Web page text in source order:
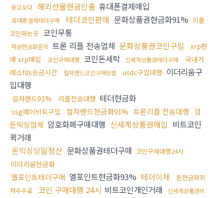
중고오다 해외선물현금인출 휴대폰결제매입
휴대폰결제테더구매 테더코인판매 문화상품권현금화91% 리플
코인파는곳 코인무통
자금현금화문의 트론 리플 전송업체 문화상품권코인구입
xrp판
매 xrp매입
코인구매대행 코인돈세탁 신세계상품권테더구매
국내거
래소fds송금시간
컬쳐랜드코인구매방법 usdc구입대행 이더리움구
입대행
컬쳐랜드91% 리플전송대행 테더현금화
ssg페이비트구입 컬쳐랜드현금화91% 트론리플 전송대행
검
돈믹싱업체 암호화폐구매대행 신세계상품권매입 비트코인
퀵거래
돈믹싱당일정산 문화상품권테더구매 코인구매대행24시
이더리움현금화
엘포인트테더구매 엘포인트현금화93% 테더이체
돈현금화최
저수수료
코인 구매대행 24시 비트코인개인거래
신세계상품권비